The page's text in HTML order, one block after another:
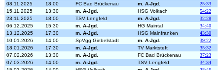
08.11.2025
18:00 FC Bad Brückenau m. A-Jgd.
25:33
15.11.2025
13:30 m. A-Jgd. HSG Volkach
54:22
23.11.2025
18:00 TSV Lengfeld m. A-Jgd.
32:28
06.12.2025
15:30 m. A-Jgd. HG Maintal
34:40
13.12.2025
17:30 m. A-Jgd. HSG Mainfranken
43:30
10.01.2026
14:00 SpVgg Giebelstadt m. A-Jgd.
39:22
18.01.2026
17:30 m. A-Jgd. TV Marktsteft
35:32
07.02.2026
13:30 m. A-Jgd. FC Bad Brückenau
37:23
07.03.2026
14:00 m. A-Jgd. TSV Lengfeld
34:34